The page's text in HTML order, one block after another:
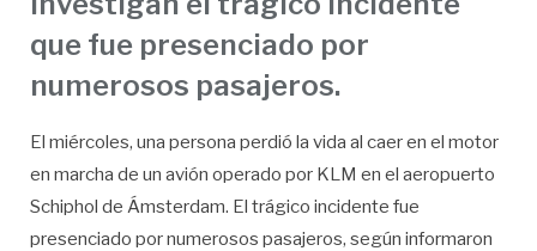
que fue presenciado por
numerosos pasajeros.
El miércoles, una persona perdió la vida al caer en el motor
en marcha de un avión operado por KLM en el aeropuerto
Schiphol de Ámsterdam. El trágico incidente fue
presenciado por numerosos pasajeros, según informaron